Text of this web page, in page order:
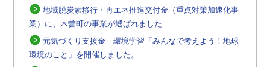
地域脱炭素移行・再エネ推進交付金（重点対策加速化事
業）に、木曽町の事業が選ばれました
元気づくり支援金 環境学習「みんなで考えよう！地球
環境のこと」を開催しました。